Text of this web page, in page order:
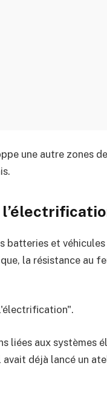
une autre zones
batteries et
la résistance au
liées aux systèmes
avait déjà lancé un